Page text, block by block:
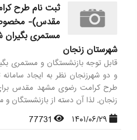
ثبت نام طرح
مقدس)-
مستمری
شهرستان زنجان
قابل توجه بازنشستگان و مستمری
و دو شهرزنجان نظر به ایجاد
طرح کرامت رضوی مشهد مقدس
زنجان. لذا آن دسته از بازنشستگان